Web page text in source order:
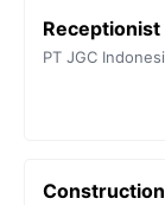
Receptionist
PT JGC